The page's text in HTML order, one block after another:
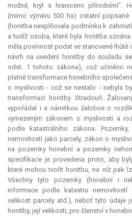
možné, krýt s hranicemi přírodními".
(mimo výměru 500 ha) ostatní
(honitba nesplňovala podmínku k
a tudíž osoba, které byla honitba
měla povinnost podat ve stanovené lhůtě
návrh na uvedení honitby do souladu
odst. 1 tohoto zákona), což učiněno
platně transformace honebního
o myslivosti - což se nestalo - nebyla
transformaci honitby Stradouň.
vypořádal i s námitkou žalobce o
vymezeným zákonem o myslivosti a
podle katastrálního zákona.
nemovitostí jako parcely, zákon o
na pozemky honební a pozemky
specifikace je provedena proto, aby
které mohou tvořit honitbu, na níž pak
Všechny tyto pozemky (honební i
informace podle katastru nemovitostí
velikost parcely atd.), neboť tyto údaje
honitby, její velikosti, pro členství v